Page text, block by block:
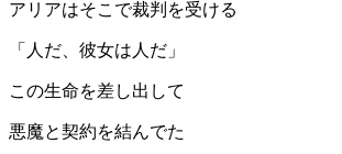
アリアはそこで裁判を受ける
「人だ、彼女は人だ」
この生命を差し出して
悪魔と契約を結んでた